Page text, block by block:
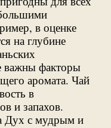
в оценке
на глубине
важны факторы
аромата. Чай
в
и запахов.
Дух с мудрым и